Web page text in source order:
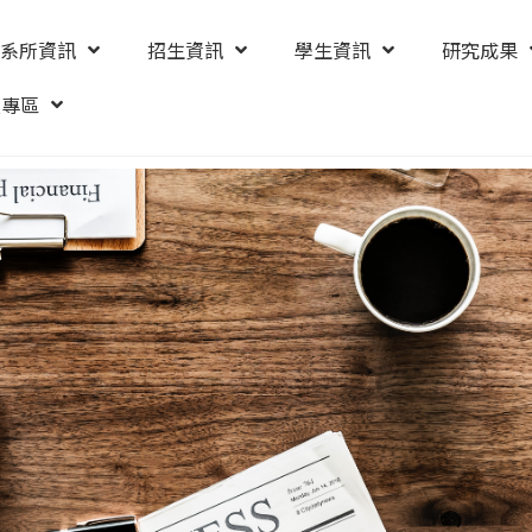
系所資訊 招生資訊 學生資訊
研究成果
區